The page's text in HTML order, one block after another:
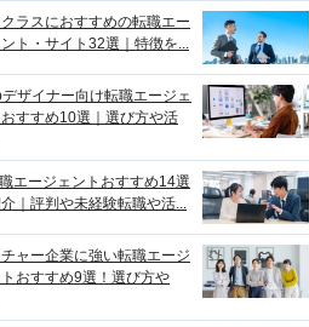
ラスにおすすめの転職エー
ト・サイト32選｜特徴を...
ザイナー向け転職エージェ
すすめ10選｜選び方や活
エージェントおすすめ14選
｜評判や未経験転職や活...
ャー企業に強い転職エージ
トおすすめ9選！選び方や